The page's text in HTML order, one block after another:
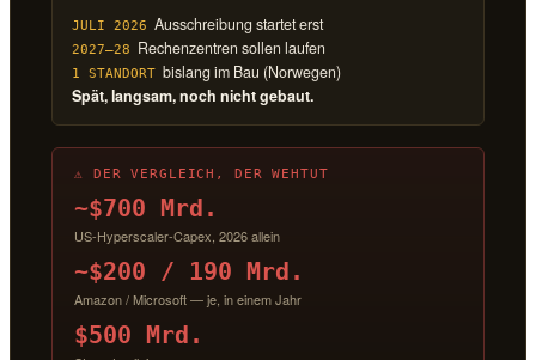
JULI 2026 Ausschreibung startet erst
2027–28 Rechenzentren sollen laufen
1 STANDORT bislang im Bau (Norwegen)
Spät, langsam, noch nicht gebaut.
⚠ DER VERGLEICH, DER WEHTUT
~$700 Mrd.
US-Hyperscaler-Capex, 2026 allein
~$200 / 190 Mrd.
Amazon / Microsoft — je, in einem Jahr
$500 Mrd.